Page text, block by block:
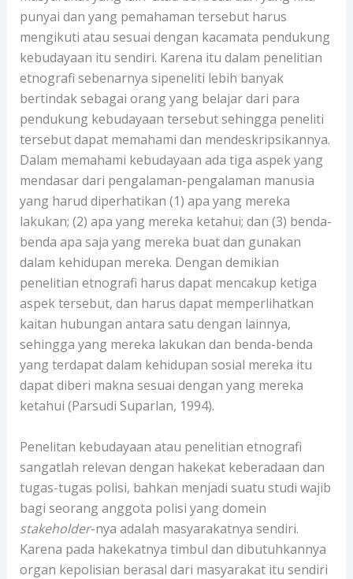
punyai dan yang pemahaman tersebut harus
mengikuti atau sesuai dengan kacamata pendukung
kebudayaan itu sendiri. Karena itu dalam penelitian
etnografi sebenarnya sipeneliti lebih banyak
bertindak sebagai orang yang belajar dari para
pendukung kebudayaan tersebut sehingga peneliti
tersebut dapat memahami dan mendeskripsikannya.
Dalam memahami kebudayaan ada tiga aspek yang
mendasar dari pengalaman-pengalaman manusia
yang harud diperhatikan (1) apa yang mereka
lakukan; (2) apa yang mereka ketahui; dan (3) benda-
benda apa saja yang mereka buat dan gunakan
dalam kehidupan mereka. Dengan demikian
penelitian etnografi harus dapat mencakup ketiga
aspek tersebut, dan harus dapat memperlihatkan
kaitan hubungan antara satu dengan lainnya,
sehingga yang mereka lakukan dan benda-benda
yang terdapat dalam kehidupan sosial mereka itu
dapat diberi makna sesuai dengan yang mereka
ketahui (Parsudi Suparlan, 1994).
Penelitan kebudayaan atau penelitian etnografi
sangatlah relevan dengan hakekat keberadaan dan
tugas-tugas polisi, bahkan menjadi suatu studi wajib
bagi seorang anggota polisi yang domein
stakeholder-nya adalah masyarakatnya sendiri.
Karena pada hakekatnya timbul dan dibutuhkannya
organ kepolisian berasal dari masyarakat itu sendiri